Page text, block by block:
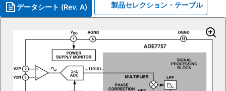
データシート (Rev. A) 製品セレクション・テーブル